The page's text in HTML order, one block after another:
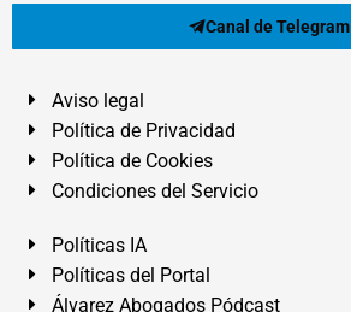
Canal de Telegram
Aviso legal
Política de Privacidad
Política de Cookies
Condiciones del Servicio
Políticas IA
Políticas del Portal
Álvarez Abogados Pódcast